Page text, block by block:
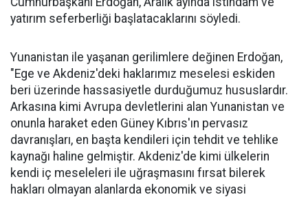
yatırım seferberliği başlatacaklarını söyledi.
Yunanistan ile yaşanan gerilimlere değinen Erdoğan,
"Ege ve Akdeniz'deki haklarımız meselesi eskiden
beri üzerinde hassasiyetle durduğumuz hususlardır.
Arkasına kimi Avrupa devletlerini alan Yunanistan ve
onunla haraket eden Güney Kıbrıs'ın pervasız
davranışları, en başta kendileri için tehdit ve tehlike
kaynağı haline gelmiştir. Akdeniz'de kimi ülkelerin
kendi iç meseleleri ile uğraşmasını fırsat bilerek
hakları olmayan alanlarda ekonomik ve siyasi